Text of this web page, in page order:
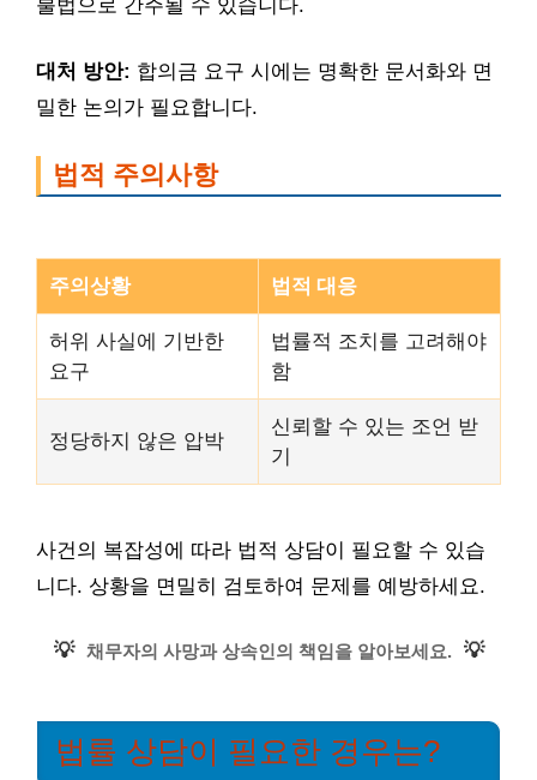
불법으로 간주될 수 있습니다.
대처 방안: 합의금 요구 시에는 명확한 문서화와 면
밀한 논의가 필요합니다.
법적 주의사항
주의상황 법적 대응
허위 사실에 기반한
요구
법률적 조치를 고려해야
함
정당하지 않은 압박
신뢰할 수 있는 조언 받
기
사건의 복잡성에 따라 법적 상담이 필요할 수 있습
니다. 상황을 면밀히 검토하여 문제를 예방하세요.
💡 채무자의 사망과 상속인의 책임을 알아보세요. 💡
법률 상담이 필요한 경우는?